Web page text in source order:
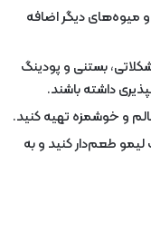
و میوه‌های دیگر اضافه
بستنی و پودینگ
داشته باشند.
و خوشمزه تهیه کنید.
لیمو طعم‌دار کنید و به